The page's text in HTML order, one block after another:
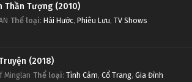
Thần Tượng (2010)
Thể loại: Hài Hước, Phiêu Lưu, TV Shows
(2018)
Minglan Thể loại: Tình Cảm, Cổ Trang, Gia Đình